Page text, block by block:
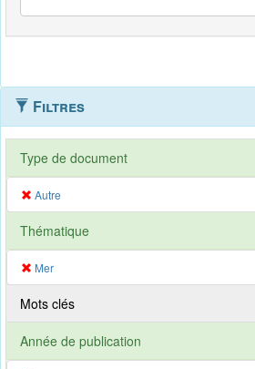
Filtres
Type de document
Autre
Thématique
Mer
Mots clés
Année de publication